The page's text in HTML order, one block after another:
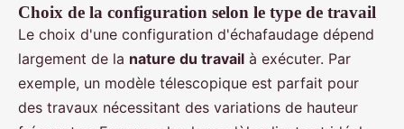
Choix de la configuration selon le type de travail
Le choix d'une configuration d'échafaudage dépend
largement de la nature du travail à exécuter. Par
exemple, un modèle télescopique est parfait pour
des travaux nécessitant des variations de hauteur